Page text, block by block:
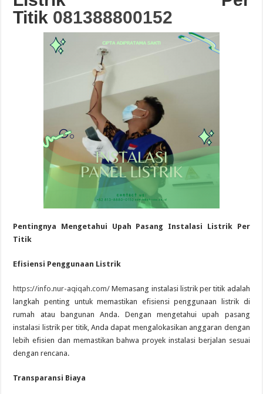
Titik 081388800152
Pentingnya Mengetahui Upah Pasang Instalasi Listrik Per
Titik
Efisiensi Penggunaan Listrik
https://info.nur-aqiqah.com/ Memasang instalasi listrik per titik adalah
langkah penting untuk memastikan efisiensi penggunaan listrik di
rumah atau bangunan Anda. Dengan mengetahui upah pasang
instalasi listrik per titik, Anda dapat mengalokasikan anggaran dengan
lebih efisien dan memastikan bahwa proyek instalasi berjalan sesuai
dengan rencana.
Transparansi Biaya